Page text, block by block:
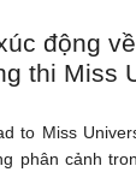
động
thi Miss
to Miss
phân cảnh